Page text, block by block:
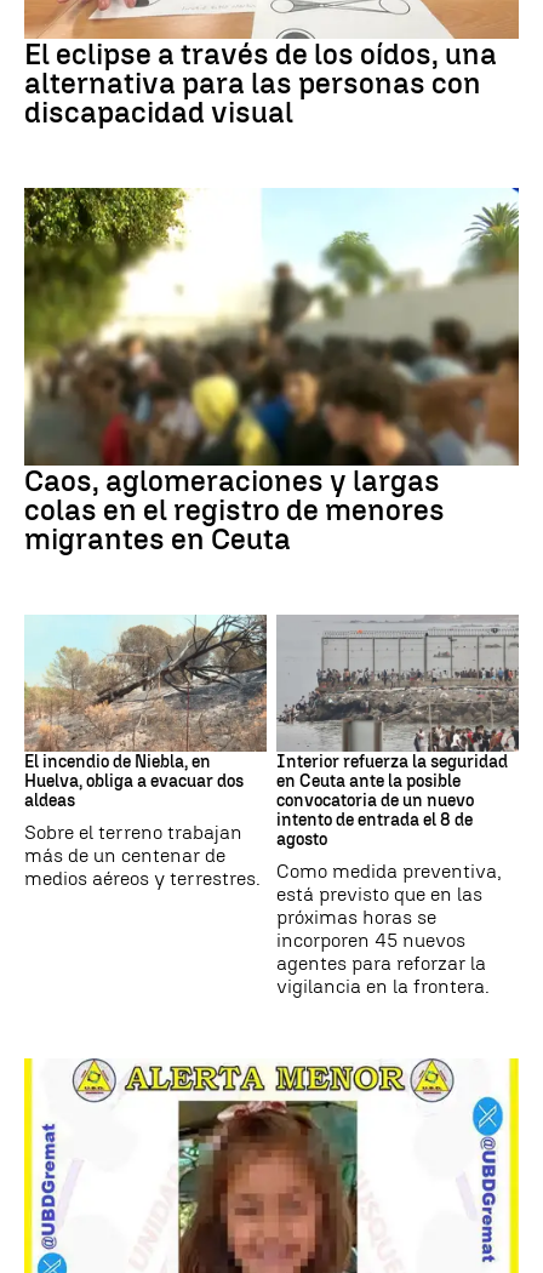
Eclipse solar
El eclipse a través de los oídos, una
alternativa para las personas con
discapacidad visual
Caos, aglomeraciones y largas
colas en el registro de menores
migrantes en Ceuta
Andalucía
El incendio de Niebla, en
Huelva, obliga a evacuar dos
aldeas
Sobre el terreno trabajan
más de un centenar de
medios aéreos y terrestres.
CRISIS MIGRATORIA
Interior refuerza la seguridad
en Ceuta ante la posible
convocatoria de un nuevo
intento de entrada el 8 de
agosto
Como medida preventiva,
está previsto que en las
próximas horas se
incorporen 45 nuevos
agentes para reforzar la
vigilancia en la frontera.